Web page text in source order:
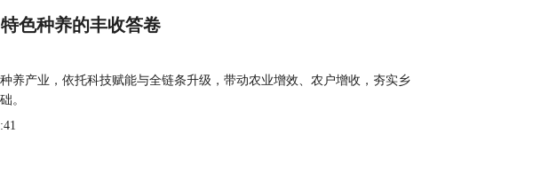
色种养的丰收答卷
养产业，依托科技赋能与全链条升级，带动农业增效、农户增收，夯实乡
。